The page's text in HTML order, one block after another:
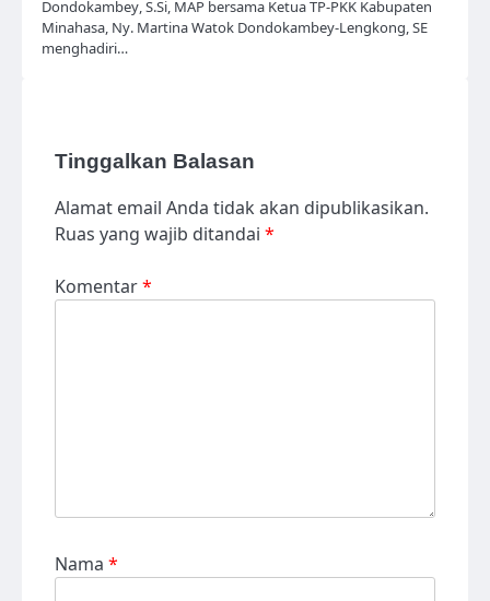
Dondokambey, S.Si, MAP bersama Ketua TP-PKK Kabupaten
Minahasa, Ny. Martina Watok Dondokambey-Lengkong, SE
menghadiri…
Tinggalkan Balasan
Alamat email Anda tidak akan dipublikasikan.
Ruas yang wajib ditandai *
Komentar*
Nama *